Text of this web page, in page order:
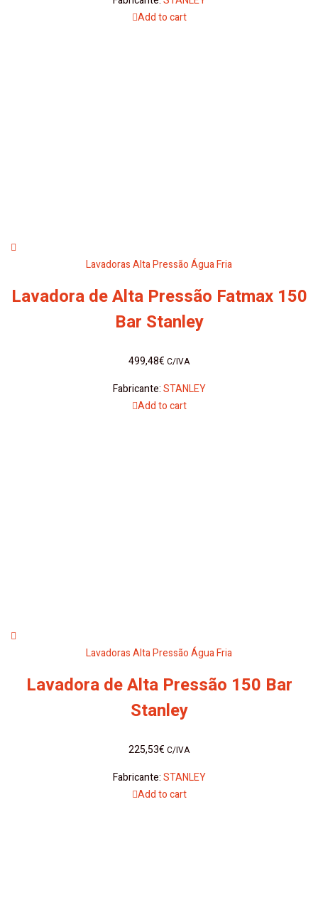
Add to cart
Lavadoras Alta Pressão Água Fria
Lavadora de Alta Pressão Fatmax 150
Bar Stanley
499,48€ C/IVA
Fabricante:STANLEY
Add to cart
Lavadoras Alta Pressão Água Fria
Lavadora de Alta Pressão 150 Bar
Stanley
225,53€ C/IVA
Fabricante:STANLEY
Add to cart